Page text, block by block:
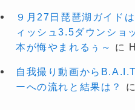
９月27日琵琶湖ガイド
ィッシュ3.5ダウンショ
本が悔やまれるぅ～
に H
自我撮り動画から
ーへの流れと結果は？
に